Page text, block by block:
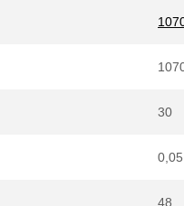
30
0,05
48